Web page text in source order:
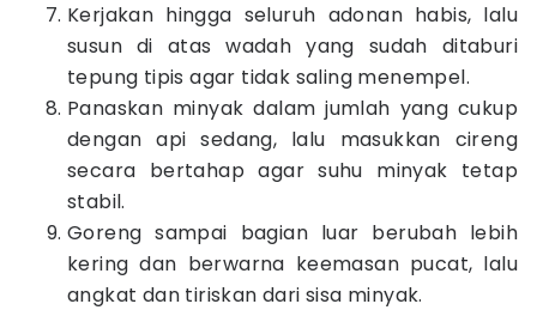
Kerjakan hingga seluruh adonan habis, lalu
susun di atas wadah yang sudah ditaburi
tepung tipis agar tidak saling menempel.
Panaskan minyak dalam jumlah yang cukup
dengan api sedang, lalu masukkan cireng
secara bertahap agar suhu minyak tetap
stabil.
Goreng sampai bagian luar berubah lebih
kering dan berwarna keemasan pucat, lalu
angkat dan tiriskan dari sisa minyak.